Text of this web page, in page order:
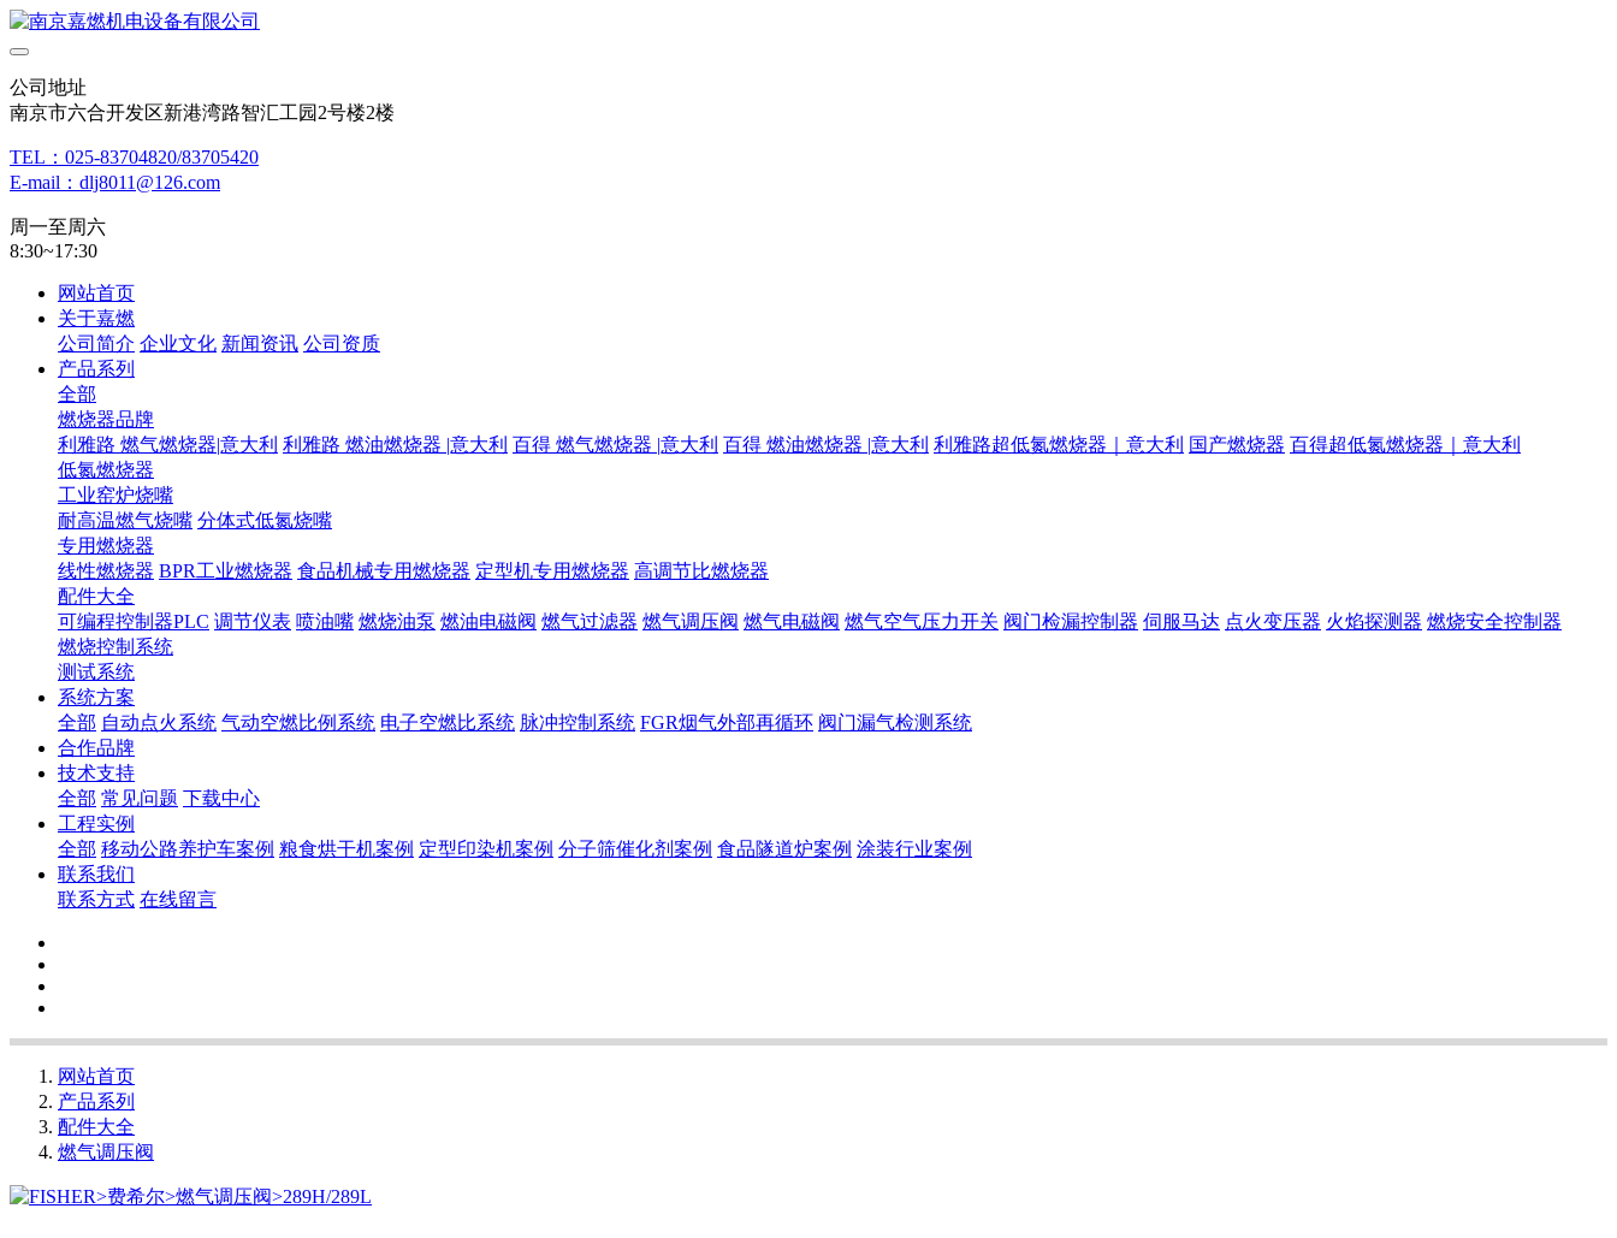
公司地址
南京市六合开发区新港湾路智汇工园2号楼2楼
TEL：025-83704820/83705420
E-mail：dlj8011@126.com
周一至周六
8:30~17:30
网站首页
关于嘉燃
公司简介 企业文化 新闻资讯 公司资质
产品系列
全部
燃烧器品牌
利雅路 燃气燃烧器|意大利 利雅路 燃油燃烧器 |意大利 百得 燃气燃烧器 |意大利 百得 燃油燃烧器 |意大利 利雅路超低氮燃烧器｜意大利 国产燃烧器 百得超低氮燃烧器｜意大利
低氮燃烧器
工业窑炉烧嘴
耐高温燃气烧嘴 分体式低氮烧嘴
专用燃烧器
线性燃烧器 BPR工业燃烧器 食品机械专用燃烧器 定型机专用燃烧器 高调节比燃烧器
配件大全
可编程控制器PLC 调节仪表 喷油嘴 燃烧油泵 燃油电磁阀 燃气过滤器 燃气调压阀 燃气电磁阀 燃气空气压力开关 阀门检漏控制器 伺服马达 点火变压器 火焰探测器 燃烧安全控制器
燃烧控制系统
测试系统
系统方案
全部 自动点火系统 气动空燃比例系统 电子空燃比系统 脉冲控制系统 FGR烟气外部再循环 阀门漏气检测系统
合作品牌
技术支持
全部 常见问题 下载中心
工程实例
全部 移动公路养护车案例 粮食烘干机案例 定型印染机案例 分子筛催化剂案例 食品隧道炉案例 涂装行业案例
联系我们
联系方式 在线留言
网站首页
产品系列
配件大全
燃气调压阀